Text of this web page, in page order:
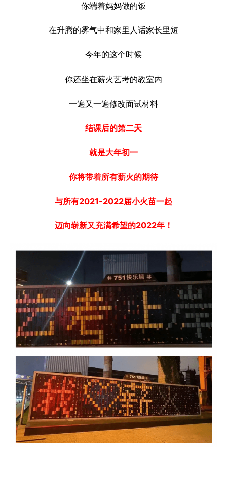
你端着妈妈做的饭
在升腾的雾气中和家里人话家长里短
今年的这个时候
你还坐在薪火艺考的教室内
一遍又一遍修改面试材料
结课后的第二天
就是大年初一
你将带着所有薪火的期待
与所有2021-2022届小火苗一起
迈向崭新又充满希望的2022年！